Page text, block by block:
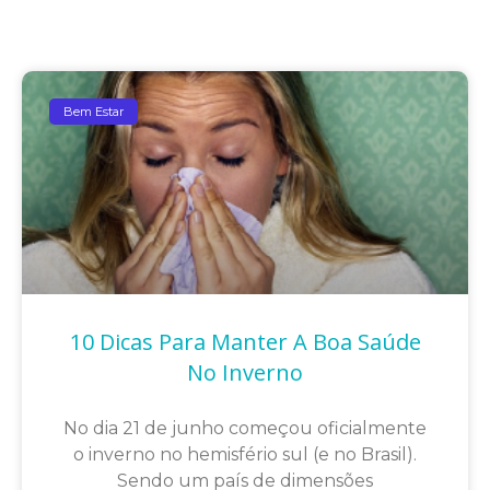
Bem Estar
10 Dicas Para Manter A Boa Saúde
No Inverno
No dia 21 de junho começou oficialmente
o inverno no hemisfério sul (e no Brasil).
Sendo um país de dimensões